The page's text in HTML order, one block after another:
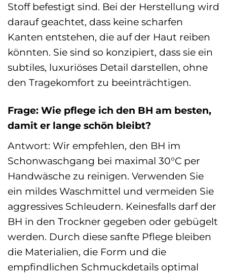
Stoff befestigt sind. Bei der Herstellung wird
darauf geachtet, dass keine scharfen
Kanten entstehen, die auf der Haut reiben
könnten. Sie sind so konzipiert, dass sie ein
subtiles, luxuriöses Detail darstellen, ohne
den Tragekomfort zu beeinträchtigen.
Frage: Wie pflege ich den BH am besten,
damit er lange schön bleibt?
Antwort: Wir empfehlen, den BH im
Schonwaschgang bei maximal 30°C per
Handwäsche zu reinigen. Verwenden Sie
ein mildes Waschmittel und vermeiden Sie
aggressives Schleudern. Keinesfalls darf der
BH in den Trockner gegeben oder gebügelt
werden. Durch diese sanfte Pflege bleiben
die Materialien, die Form und die
empfindlichen Schmuckdetails optimal